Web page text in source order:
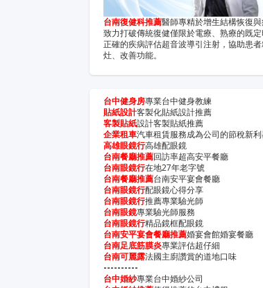
台南復健科推薦醫師專精於增生結構恢復與
致力打破傳統復健僅限於電療、熟療的既
正確的疾病評估超音波導引注射，協助患
灶、改善功能。
台中健身房專業台中健身教練
貼紙設計客製化貼紙設計推薦
客製貼紙設計客製貼紙推薦
企業租車汽車租賃服務成為公司的節稅新
高雄眼鏡行高雄配眼鏡
台南餐廳推薦回訪率超高安平餐廳
台南眼鏡行在地27年老字號
台南餐廳推薦台南安平宴會餐廳
台南眼鏡行配眼鏡心得分享
台南眼鏡行推薦專業驗光師
台南眼鏡專業驗光師服務
台南眼鏡行精品鏡框配眼鏡
台南安平宴會餐廳推薦婚宴會館婚宴餐廳
台南足底筋膜炎專業評估超仔細
台南可麗露法國主廚讚賞的道地口味
----------
台中婚紗專業台中婚紗公司